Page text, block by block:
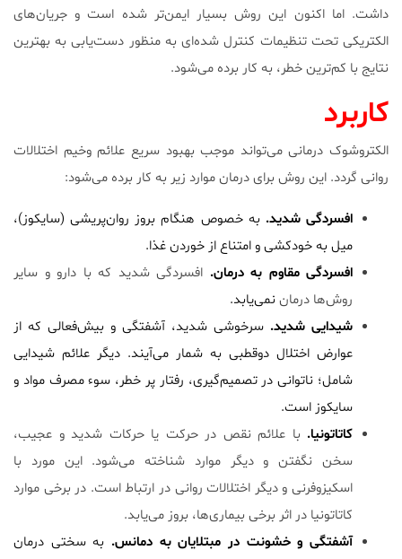
داشت. اما اکنون این روش بسیار ایمن‌تر شده است و جریان‌های
الکتریکی تحت تنظیمات کنترل شده‌ای به منظور دست‌یابی به بهترین
نتایج با کم‌ترین خطر، به کار برده می‌شود.
کاربرد
الکتروشوک درمانی می‌تواند موجب بهبود سریع علائم وخیم اختلالات
روانی گردد. این روش برای درمان موارد زیر به کار برده می‌شود:
افسردگی شدید. به خصوص هنگام بروز روان‌پریشی (سایکوز)،
میل به خودکشی و امتناع از خوردن غذا.
افسردگی مقاوم به درمان. افسردگی شدید که با دارو و سایر
روش‌ها درماننمی‌یابد.
شیدایی شدید. سرخوشی شدید، آشفتگی و بیش‌فعالی که از
عوارض اختلال دوقطبی به شمار می‌آیند. دیگر علائم شیدایی
شامل؛ ناتوانی در تصمیم‌گیری، رفتار پر خطر، سوء مصرف مواد و
سایکوز است.
کاتاتونیا. با علائم نقص در حرکت یا حرکات شدید و عجیب،
سخن نگفتن و دیگر موارد شناخته می‌شود. این مورد با
اسکیزوفرنی و دیگر اختلالات روانی در ارتباط است. در برخی موارد
کاتاتونیا در اثر برخی بیماری‌ها، بروز می‌یابد.
آشفتگی و خشونت در مبتلایان به دمانس. به سختی درمان